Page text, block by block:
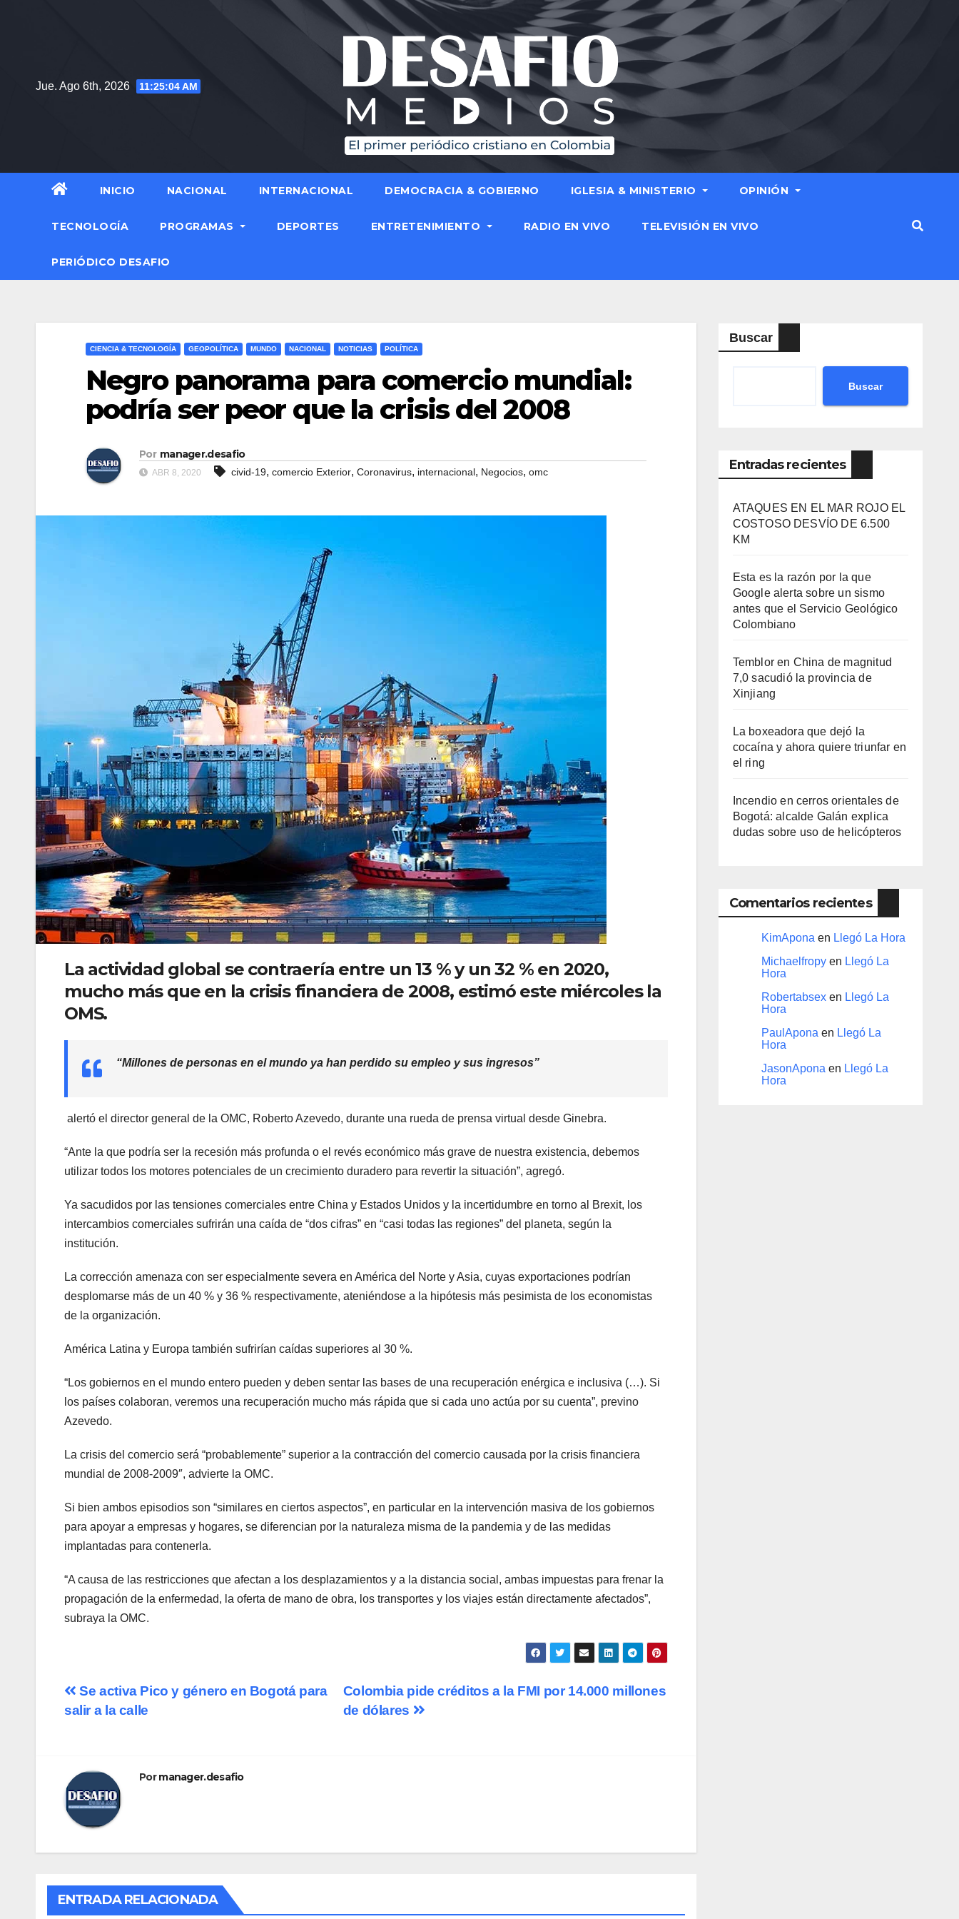
Jue. Ago 6th, 2026 11:25:06 AM
INICIO NACIONAL INTERNACIONAL DEMOCRACIA & GOBIERNO IGLESIA & MINISTERIO OPINIÓN
TECNOLOGÍA PROGRAMAS DEPORTES ENTRETENIMIENTO RADIO EN VIVO TELEVISIÓN EN VIVO
PERIÓDICO DESAFIO
CIENCIA & TECNOLOGÍA GEOPOLÍTICA MUNDO NACIONAL NOTICIAS POLÍTICA
Negro panorama para comercio mundial:
podría ser peor que la crisis del 2008
Por manager.desafio
ABR 8, 2020 civid-19, comercio Exterior, Coronavirus, internacional, Negocios, omc
La actividad global se contraería entre un 13 % y un 32 % en 2020,
mucho más que en la crisis financiera de 2008, estimó este miércoles la
OMS.
“Millones de personas en el mundo ya han perdido su empleo y sus ingresos”
alertó el director general de la OMC, Roberto Azevedo, durante una rueda de prensa virtual desde Ginebra.
“Ante la que podría ser la recesión más profunda o el revés económico más grave de nuestra existencia, debemos
utilizar todos los motores potenciales de un crecimiento duradero para revertir la situación”, agregó.
Ya sacudidos por las tensiones comerciales entre China y Estados Unidos y la incertidumbre en torno al Brexit, los
intercambios comerciales sufrirán una caída de “dos cifras” en “casi todas las regiones” del planeta, según la
institución.
La corrección amenaza con ser especialmente severa en América del Norte y Asia, cuyas exportaciones podrían
desplomarse más de un 40 % y 36 % respectivamente, ateniéndose a la hipótesis más pesimista de los economistas
de la organización.
América Latina y Europa también sufrirían caídas superiores al 30 %.
“Los gobiernos en el mundo entero pueden y deben sentar las bases de una recuperación enérgica e inclusiva (…). Si
los países colaboran, veremos una recuperación mucho más rápida que si cada uno actúa por su cuenta”, previno
Azevedo.
La crisis del comercio será “probablemente” superior a la contracción del comercio causada por la crisis financiera
mundial de 2008-2009″, advierte la OMC.
Si bien ambos episodios son “similares en ciertos aspectos”, en particular en la intervención masiva de los gobiernos
para apoyar a empresas y hogares, se diferencian por la naturaleza misma de la pandemia y de las medidas
implantadas para contenerla.
“A causa de las restricciones que afectan a los desplazamientos y a la distancia social, ambas impuestas para frenar la
propagación de la enfermedad, la oferta de mano de obra, los transportes y los viajes están directamente afectados”,
subraya la OMC.
Navegación
Colombia pide créditos a la FMI por 14.000 millones
de dólares
Se activa Pico y género en Bogotá para
salir a la calle
Pormanager.desafio
ENTRADA RELACIONADA
Buscar
Buscar
Entradas recientes
ATAQUES EN EL MAR ROJO EL
COSTOSO DESVÍO DE 6.500
KM
Esta es la razón por la que
Google alerta sobre un sismo
antes que el Servicio Geológico
Colombiano
Temblor en China de magnitud
7,0 sacudió la provincia de
Xinjiang
La boxeadora que dejó la
cocaína y ahora quiere triunfar en
el ring​
Incendio en cerros orientales de
Bogotá: alcalde Galán explica
dudas sobre uso de helicópteros
Comentarios recientes
KimAponaen Llegó La Hora
Michaelfropyen Llegó La
Hora
Robertabsexen Llegó La
Hora
PaulAponaen Llegó La
Hora
JasonAponaen Llegó La
Hora